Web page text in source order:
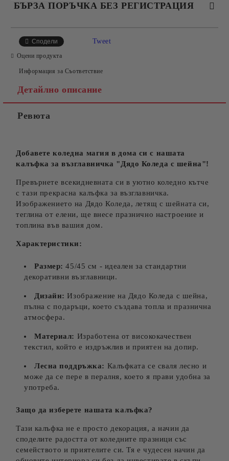
БЪРЗА ПОРЪЧКА БЕЗ РЕГИСТРАЦИЯ
Сподели Tweet
Оцени продукта
Информация за Съответствие
Детайлно описание
Ревюта
Добавете коледна магия в дома си с нашата
калъфка за възглавничка "Дядо Коледа с шейна"!
Превърнете всекидневната си в уютно коледно кътче
с тази прекрасна калъфка за възглавничка.
Изображението на Дядо Коледа, летящ с шейната си,
теглина от елени, ще внесе празнично настроение и
топлина във вашия дом.
Характеристики:
Размер: 45/45 см - идеален за стандартни
декоративни възглавници.
Дизайн: Изображение на Дядо Коледа с шейна,
пълна с подаръци, което създава топла и празнична
атмосфера.
Материал: Изработена от висококачествен
текстил, който е издръжлив и приятен на допир.
Лесна поддръжка: Калъфката се сваля лесно и
може да се пере в пералня, което я прави удобна за
употреба.
Защо да изберете нашата калъфка?
Тази калъфка не е просто декорация, а начин да
споделите радостта от коледните празници със
семейството и приятелите си. Тя е чудесен начин да